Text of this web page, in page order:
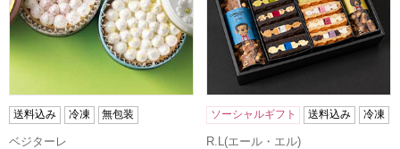
送料込み 冷凍 無包装
ベジターレ
ソーシャルギフト 送料込み 冷凍
R.L(エール・エル)